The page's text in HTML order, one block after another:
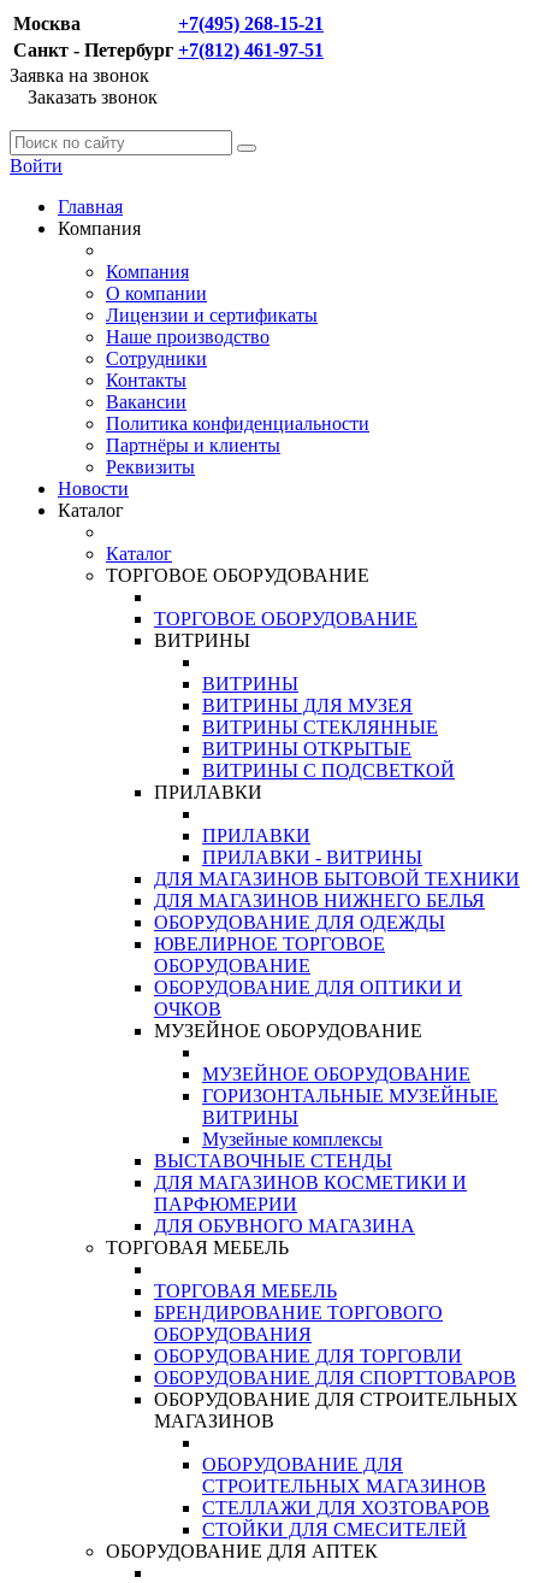
Москва
+7(495) 268-15-21
Санкт - Петербург +7(812) 461-97-51
Заявка на звонок
Заказать звонок
Войти
Главная
Компания
Компания
О компании
Лицензии и сертификаты
Наше производство
Сотрудники
Контакты
Вакансии
Политика конфиденциальности
Партнёры и клиенты
Реквизиты
Новости
Каталог
Каталог
ТОРГОВОЕ ОБОРУДОВАНИЕ
ТОРГОВОЕ ОБОРУДОВАНИЕ
ВИТРИНЫ
ВИТРИНЫ
ВИТРИНЫ ДЛЯ МУЗЕЯ
ВИТРИНЫ СТЕКЛЯННЫЕ
ВИТРИНЫ ОТКРЫТЫЕ
ВИТРИНЫ С ПОДСВЕТКОЙ
ПРИЛАВКИ
ПРИЛАВКИ
ПРИЛАВКИ - ВИТРИНЫ
ДЛЯ МАГАЗИНОВ БЫТОВОЙ ТЕХНИКИ
ДЛЯ МАГАЗИНОВ НИЖНЕГО БЕЛЬЯ
ОБОРУДОВАНИЕ ДЛЯ ОДЕЖДЫ
ЮВЕЛИРНОЕ ТОРГОВОЕ
ОБОРУДОВАНИЕ
ОБОРУДОВАНИЕ ДЛЯ ОПТИКИ И
ОЧКОВ
МУЗЕЙНОЕ ОБОРУДОВАНИЕ
МУЗЕЙНОЕ ОБОРУДОВАНИЕ
ГОРИЗОНТАЛЬНЫЕ МУЗЕЙНЫЕ
ВИТРИНЫ
Музейные комплексы
ВЫСТАВОЧНЫЕ СТЕНДЫ
ДЛЯ МАГАЗИНОВ КОСМЕТИКИ И
ПАРФЮМЕРИИ
ДЛЯ ОБУВНОГО МАГАЗИНА
ТОРГОВАЯ МЕБЕЛЬ
ТОРГОВАЯ МЕБЕЛЬ
БРЕНДИРОВАНИЕ ТОРГОВОГО
ОБОРУДОВАНИЯ
ОБОРУДОВАНИЕ ДЛЯ ТОРГОВЛИ
ОБОРУДОВАНИЕ ДЛЯ СПОРТТОВАРОВ
ОБОРУДОВАНИЕ ДЛЯ СТРОИТЕЛЬНЫХ
МАГАЗИНОВ
ОБОРУДОВАНИЕ ДЛЯ
СТРОИТЕЛЬНЫХ МАГАЗИНОВ
СТЕЛЛАЖИ ДЛЯ ХОЗТОВАРОВ
СТОЙКИ ДЛЯ СМЕСИТЕЛЕЙ
ОБОРУДОВАНИЕ ДЛЯ АПТЕК